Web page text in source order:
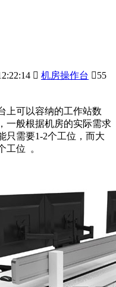
 机房操作台 55
上可以容纳的工作站数
一般根据机房的实际需求
只需要1-2个工位，而大
工位 。